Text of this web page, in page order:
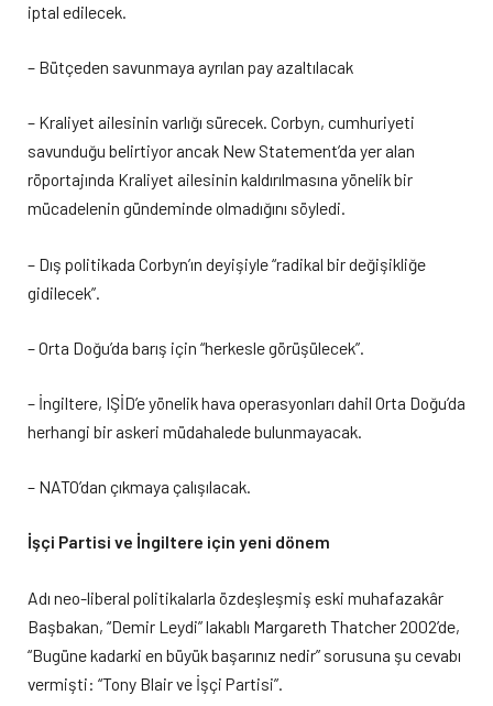
iptal edilecek.
– Bütçeden savunmaya ayrılan pay azaltılacak
– Kraliyet ailesinin varlığı sürecek. Corbyn, cumhuriyeti
savunduğu belirtiyor ancak New Statement’da yer alan
röportajında Kraliyet ailesinin kaldırılmasına yönelik bir
mücadelenin gündeminde olmadığını söyledi.
– Dış politikada Corbyn’ın deyişiyle “radikal bir değişikliğe
gidilecek”.
– Orta Doğu’da barış için “herkesle görüşülecek”.
– İngiltere, IŞİD’e yönelik hava operasyonları dahil Orta Doğu’da
herhangi bir askeri müdahalede bulunmayacak.
– NATO’dan çıkmaya çalışılacak.
İşçi Partisi ve İngiltere için yeni dönem
Adı neo-liberal politikalarla özdeşleşmiş eski muhafazakâr
Başbakan, “Demir Leydi” lakablı Margareth Thatcher 2002’de,
“Bugüne kadarki en büyük başarınız nedir” sorusuna şu cevabı
vermişti: “Tony Blair ve İşçi Partisi”.